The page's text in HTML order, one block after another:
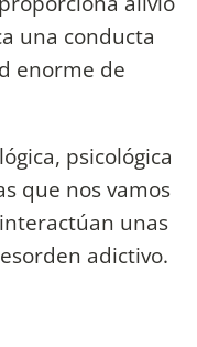
una conducta
enorme de
psicológica
que nos vamos
unas
adictivo.